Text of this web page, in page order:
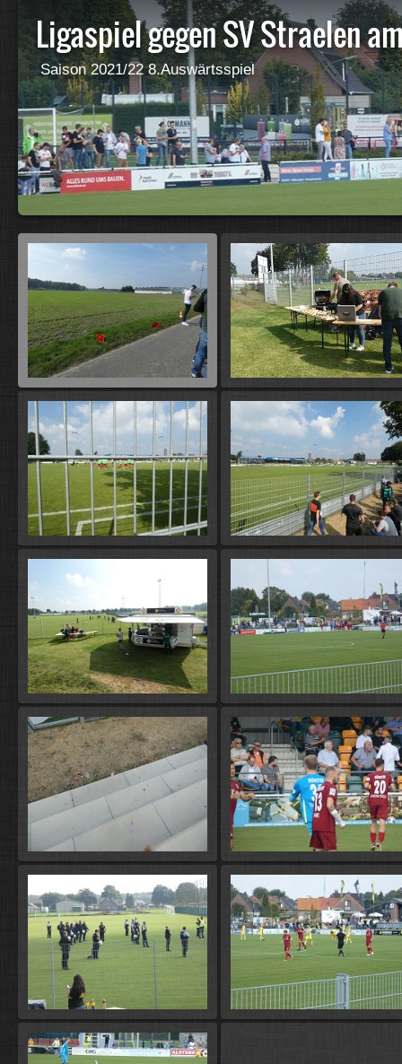
Ligaspiel gegen SV Straelen
Saison 2021/22 8.Auswärtsspiel